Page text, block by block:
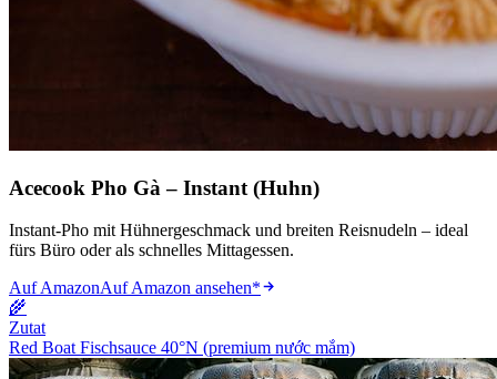
Acecook Pho Gà – Instant (Huhn)
Instant-Pho mit Hühnergeschmack und breiten Reisnudeln – ideal
fürs Büro oder als schnelles Mittagessen.
Auf AmazonAuf Amazon ansehen*
🌾
Zutat
Red Boat Fischsauce 40°N (premium nước mắm)